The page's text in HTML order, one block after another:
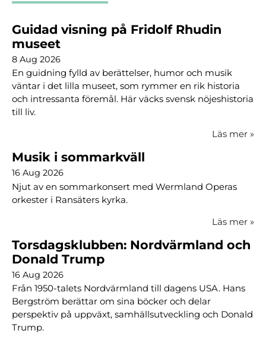
Guidad visning på Fridolf Rhudin
museet
8 Aug 2026
En guidning fylld av berättelser, humor och musik
väntar i det lilla museet, som rymmer en rik historia
och intressanta föremål. Här väcks svensk nöjeshistoria
till liv.
Läs mer »
Musik i sommarkväll
16 Aug 2026
Njut av en sommarkonsert med Wermland Operas
orkester i Ransäters kyrka.
Läs mer »
Torsdagsklubben: Nordvärmland och
Donald Trump
16 Aug 2026
Från 1950-talets Nordvärmland till dagens USA. Hans
Bergström berättar om sina böcker och delar
perspektiv på uppväxt, samhällsutveckling och Donald
Trump.